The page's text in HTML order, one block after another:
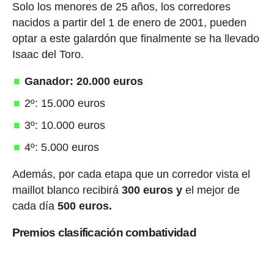
Solo los menores de 25 años, los corredores
nacidos a partir del 1 de enero de 2001, pueden
optar a este galardón que finalmente se ha llevado
Isaac del Toro.
Ganador: 20.000 euros
2º: 15.000 euros
3º: 10.000 euros
4º: 5.000 euros
Además, por cada etapa que un corredor vista el
maillot blanco recibirá300 euros y el mejor de
cada día500 euros.
Premios clasificación combatividad